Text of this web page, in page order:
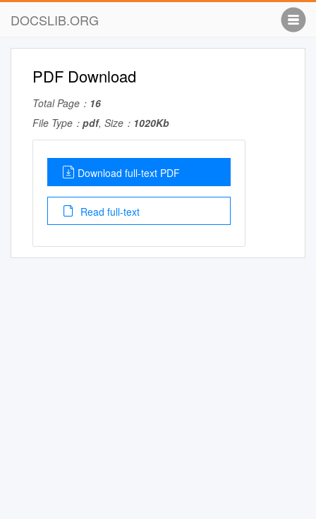
DOCSLIB.ORG
PDF Download
Total Page： 16
File Type： pdf, Size： 1020Kb
Download full-text PDF
Read full-text